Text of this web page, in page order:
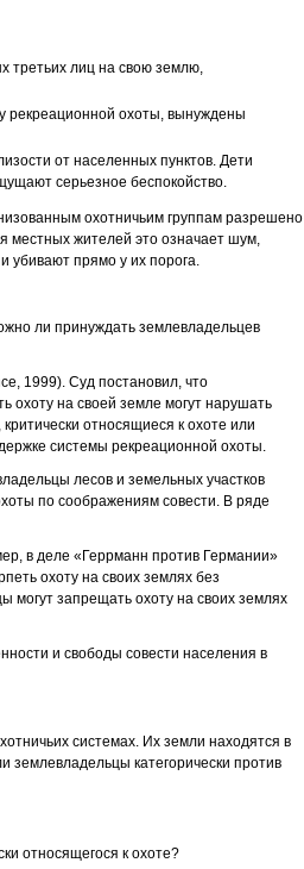
третьих лиц на свою землю,
рекреационной охоты, вынуждены
от населенных пунктов. Дети
серьезное беспокойство.
охотничьим группам разрешено
местных жителей это означает шум,
убивают прямо у их порога.
ли принуждать землевладельцев
1999). Суд постановил, что
охоту на своей земле могут нарушать
относящиеся к охоте или
системы рекреационной охоты.
лесов и земельных участков
по соображениям совести. В ряде
в деле «Геррманн против Германии»
охоту на своих землях без
могут запрещать охоту на своих землях
и свободы совести населения в
системах. Их земли находятся в
землевладельцы категорически против
относящегося к охоте?